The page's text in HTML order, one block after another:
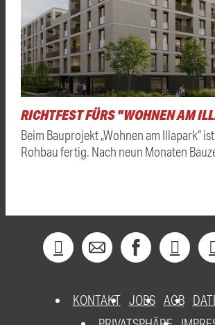
RICHTFEST FÜRS "WOHNEN AM
Beim Bauprojekt „Wohnen am Illapark“
Rohbau fertig. Nach neun Monaten
KONTAKT JOBS AGB